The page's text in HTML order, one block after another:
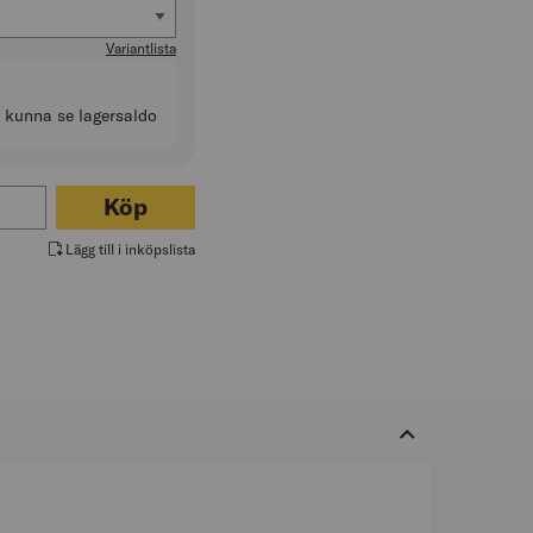
Variantlista
se lagersaldo
8X32MM
Köp
Lägg till i inköpslista